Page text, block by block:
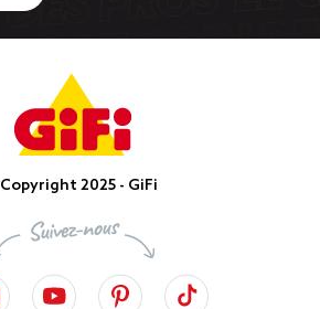
Copyright 2025 - GiFi